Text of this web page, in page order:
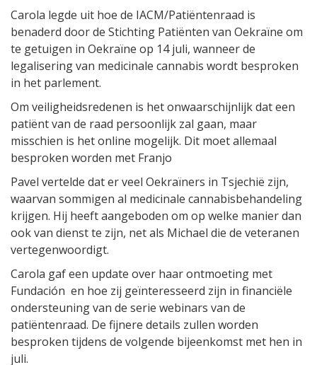
Carola legde uit hoe de IACM/Patiëntenraad is
benaderd door de Stichting Patiënten van Oekraïne om
te getuigen in Oekraïne op 14 juli, wanneer de
legalisering van medicinale cannabis wordt besproken
in het parlement.
Om veiligheidsredenen is het onwaarschijnlijk dat een
patiënt van de raad persoonlijk zal gaan, maar
misschien is het online mogelijk. Dit moet allemaal
besproken worden met Franjo
Pavel vertelde dat er veel Oekraïners in Tsjechië zijn,
waarvan sommigen al medicinale cannabisbehandeling
krijgen. Hij heeft aangeboden om op welke manier dan
ook van dienst te zijn, net als Michael die de veteranen
vertegenwoordigt.
Carola gaf een update over haar ontmoeting met
Fundación en hoe zij geïnteresseerd zijn in financiële
ondersteuning van de serie webinars van de
patiëntenraad. De fijnere details zullen worden
besproken tijdens de volgende bijeenkomst met hen in
juli.